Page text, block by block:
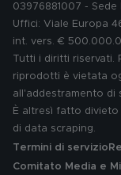
03976881007 - Sede
Uffici: Viale Europa
int. vers. €
Tutti i diritti riservati.
riprodotti è vietata
all'addestramento di
È altresì fatto
di data scraping.
Termini di servizio
Comitato Media e